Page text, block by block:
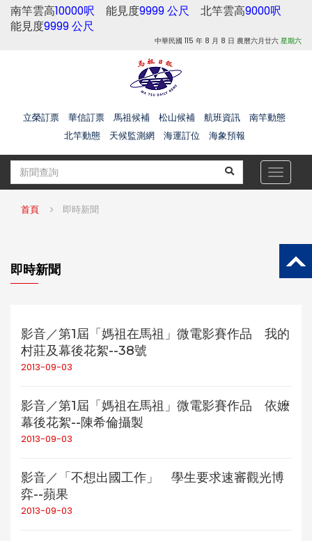
南竿雲高10000呎 能見度9999 公尺 北竿雲高9000呎
能見度9999 公尺
中華民國 115 年 8 月 8 日 農曆六月廿六 星期六
立榮訂票 華信訂票 馬祖候補 松山候補 航班資訊
南竿動態
北竿動態
天候監測網 海運訂位 海象預報
Toggle
首頁 即時新聞
即時新聞
影音／第1屆「媽祖在馬祖」微電影賽作品 我的
村莊及幕後花絮--38號
2013-09-03
影音／第1屆「媽祖在馬祖」微電影賽作品 依嬤
幕後花絮--陳希倫攝製
2013-09-03
影音／「不想出國工作」 學生要求速審觀光博
弈--蘋果
2013-09-03